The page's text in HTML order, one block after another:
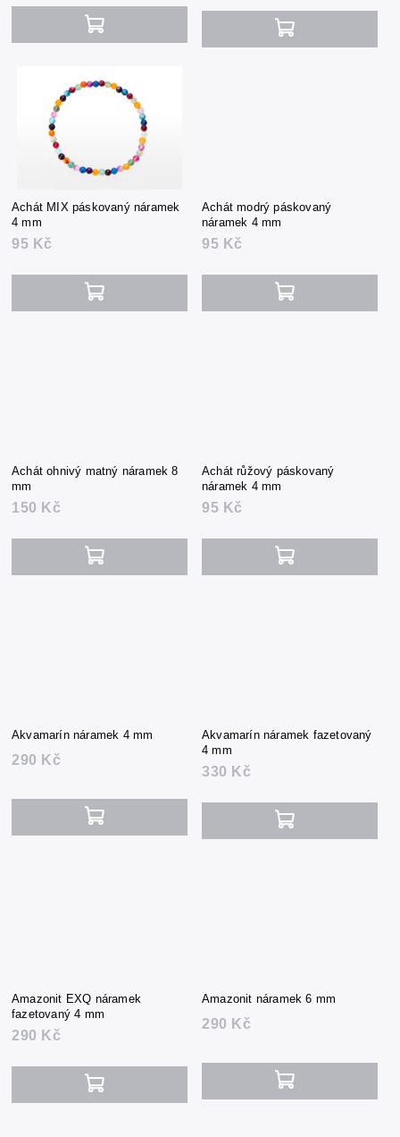
Achát MIX páskovaný náramek
4 mm
95 Kč
Achát modrý páskovaný
náramek 4 mm
95 Kč
Achát ohnivý matný náramek 8
mm
150 Kč
Achát růžový páskovaný
náramek 4 mm
95 Kč
Akvamarín náramek 4 mm
290 Kč
Akvamarín náramek fazetovaný
4 mm
330 Kč
Amazonit EXQ náramek
fazetovaný 4 mm
290 Kč
Amazonit náramek 6 mm
290 Kč